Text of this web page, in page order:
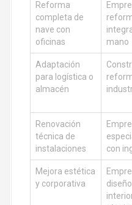
Reforma
completa de
nave con
oficinas
mano
Adaptación
para logística o
almacén
Renovación
técnica de
instalaciones
con
Mejora estética
y corporativa